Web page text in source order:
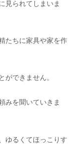
見られてしまいま
たちに家具や家を作
ができません。
みを聞いていきま
ゆるくてほっこりす